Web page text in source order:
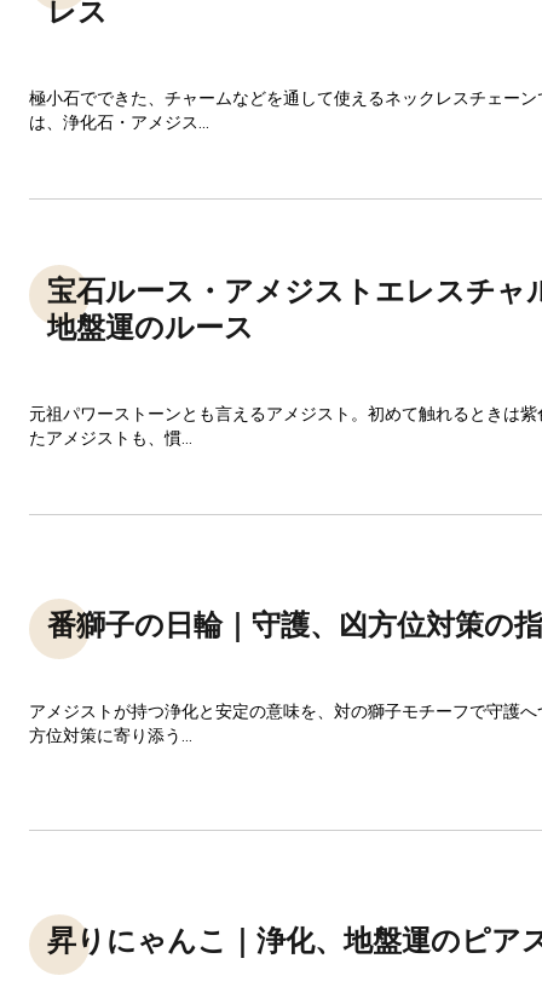
レス
極小石でできた、チャームなどを通して使えるネックレスチェー
は、浄化石・アメジス...
宝石ルース・アメジストエレスチャ
地盤運のルース
元祖パワーストーンとも言えるアメジスト。初めて触れるときは
たアメジストも、慣...
番獅子の日輪｜守護、凶方位対策の
アメジストが持つ浄化と安定の意味を、対の獅子モチーフで守護
方位対策に寄り添う...
昇りにゃんこ｜浄化、地盤運のピア